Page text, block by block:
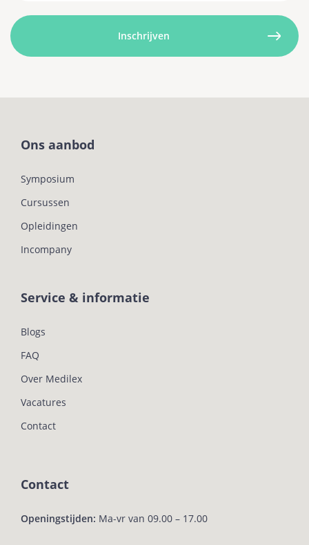
Ons aanbod
Symposium
Cursussen
Opleidingen
Incompany
Service & informatie
Blogs
FAQ
Over Medilex
Vacatures
Contact
Contact
Openingstijden: Ma-vr van 09.00 – 17.00